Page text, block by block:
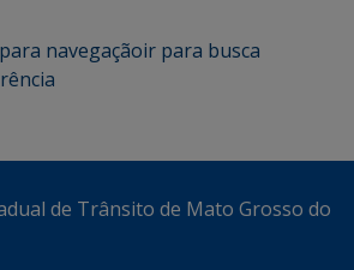
navegaçãoir para busca
de Trânsito de Mato Grosso do